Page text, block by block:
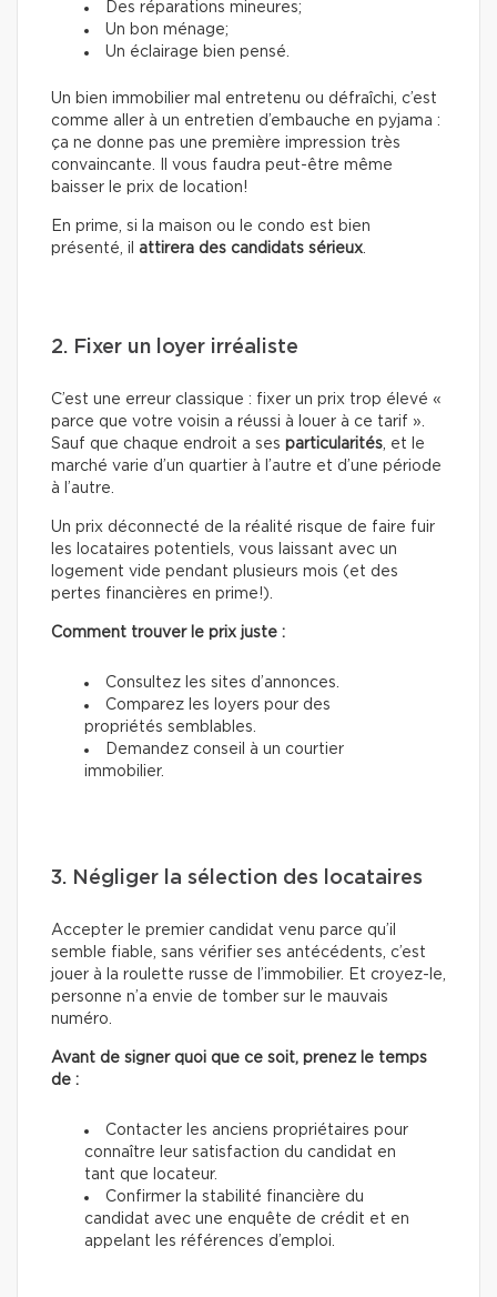
Des réparations mineures;
Un bon ménage;
Un éclairage bien pensé.
Un bien immobilier mal entretenu ou défraîchi, c’est
comme aller à un entretien d’embauche en pyjama :
ça ne donne pas une première impression très
convaincante. Il vous faudra peut-être même
baisser le prix de location!
En prime, si la maison ou le condo est bien
présenté, il attirera des candidats sérieux.
2. Fixer un loyer irréaliste
C’est une erreur classique : fixer un prix trop élevé «
parce que votre voisin a réussi à louer à ce tarif ».
Sauf que chaque endroit a ses particularités, et le
marché varie d’un quartier à l’autre et d’une période
à l’autre.
Un prix déconnecté de la réalité risque de faire fuir
les locataires potentiels, vous laissant avec un
logement vide pendant plusieurs mois (et des
pertes financières en prime!).
Comment trouver le prix juste :
Consultez les sites d’annonces.
Comparez les loyers pour des
propriétés semblables.
Demandez conseil à un courtier
immobilier.
3. Négliger la sélection des locataires
Accepter le premier candidat venu parce qu’il
semble fiable, sans vérifier ses antécédents, c’est
jouer à la roulette russe de l’immobilier. Et croyez-le,
personne n’a envie de tomber sur le mauvais
numéro.
Avant de signer quoi que ce soit, prenez le temps
de :
Contacter les anciens propriétaires pour
connaître leur satisfaction du candidat en
tant que locateur.
Confirmer la stabilité financière du
candidat avec une enquête de crédit et en
appelant les références d’emploi.